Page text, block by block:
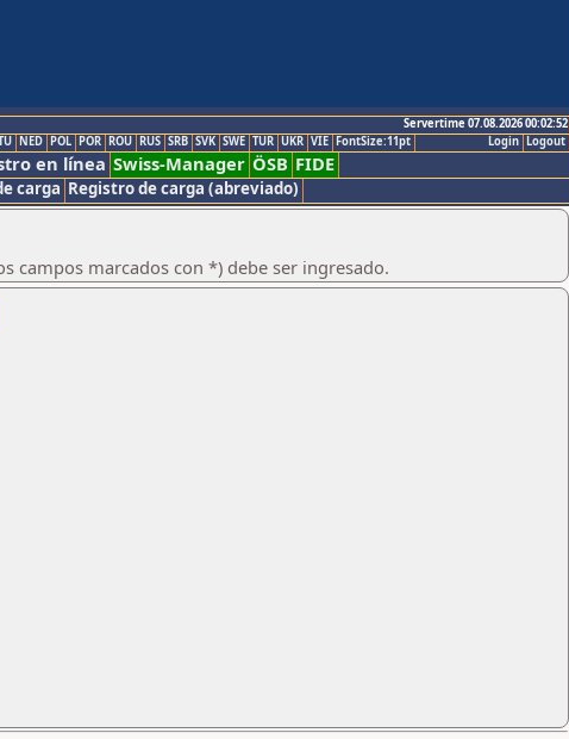
Servertime 07.08.2026 00:02:52
Logout
Login
NED POL POR ROU RUS SRB SVK SWE TUR UKR VIE FontSize:11pt
en línea Swiss-Manager ÖSB FIDE
carga Registro de carga (abreviado)
campos marcados con *) debe ser ingresado.